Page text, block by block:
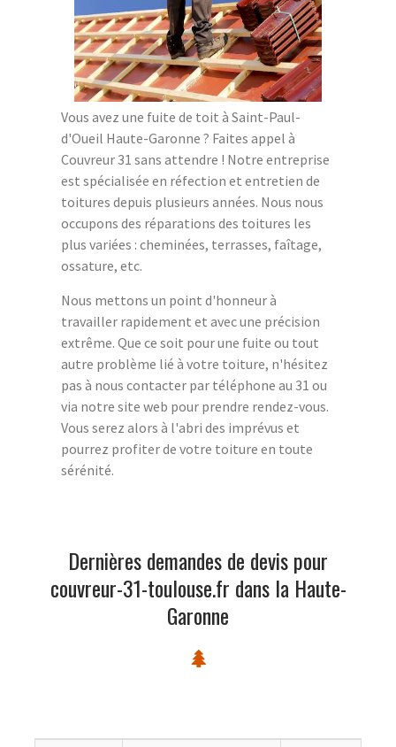
Vous avez une fuite de toit à Saint-Paul-
d'Oueil Haute-Garonne ? Faites appel à
Couvreur 31 sans attendre ! Notre entreprise
est spécialisée en réfection et entretien de
toitures depuis plusieurs années. Nous nous
occupons des réparations des toitures les
plus variées : cheminées, terrasses, faîtage,
ossature, etc.
Nous mettons un point d'honneur à
travailler rapidement et avec une précision
extrême. Que ce soit pour une fuite ou tout
autre problème lié à votre toiture, n'hésitez
pas à nous contacter par téléphone au 31 ou
via notre site web pour prendre rendez-vous.
Vous serez alors à l'abri des imprévus et
pourrez profiter de votre toiture en toute
sérénité.
Dernières demandes de devis pour
couvreur-31-toulouse.fr dans la Haute-
Garonne